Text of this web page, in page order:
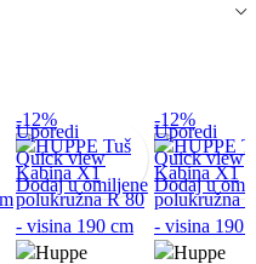
-12%
Uporedi
Quick view
Dodaj u omiljene
-12%
Uporedi
Quick view
Dodaj u